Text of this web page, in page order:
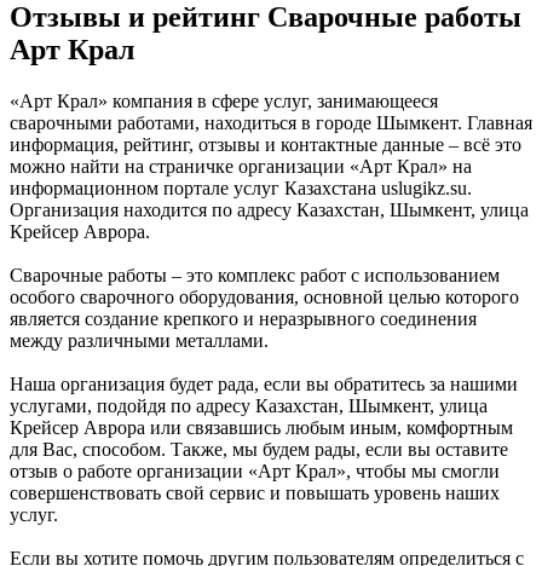
Отзывы и рейтинг Сварочные работы
Арт Крал
«Арт Крал» компания в сфере услуг, занимающееся
сварочными работами, находиться в городе Шымкент. Главная
информация, рейтинг, отзывы и контактные данные – всё это
можно найти на страничке организации «Арт Крал» на
информационном портале услуг Казахстана uslugikz.su.
Организация находится по адресу Казахстан, Шымкент, улица
Крейсер Аврора.
Сварочные работы – это комплекс работ с использованием
особого сварочного оборудования, основной целью которого
является создание крепкого и неразрывного соединения
между различными металлами.
Наша организация будет рада, если вы обратитесь за нашими
услугами, подойдя по адресу Казахстан, Шымкент, улица
Крейсер Аврора или связавшись любым иным, комфортным
для Вас, способом. Также, мы будем рады, если вы оставите
отзыв о работе организации «Арт Крал», чтобы мы смогли
совершенствовать свой сервис и повышать уровень наших
услуг.
Если вы хотите помочь другим пользователям определиться с